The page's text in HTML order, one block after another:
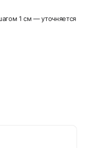
1 см — уточняется